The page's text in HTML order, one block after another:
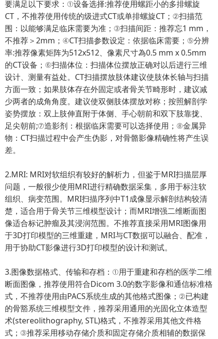
要满足以下要求：①设备选择:推荐使用螺距小的多排螺旋
CT，不推荐使用传统的级进式CT或单排螺旋CT；②扫描范
围：以能够满足临床需要为准；③扫描间距：推荐忘1 mm，
不推荐＞2mm；④CT扫描参数设定：依据临床需要；⑤分辨
率:推荐像素矩阵为512x512、像素尺寸為0.5 mm x 0.5mm
的CT设备；⑥扫描体位：扫描体位摆放正确对以后进行三维
设计、测量有益处。CT扫描摆放肢体建议使肢体长轴与扫描
方面一致；如果肢体存在外固定或者骨关节畸形时，建议减
少两者的成角角度。建议使双侧肢体摆放对称；按照解剖学
姿势摆放：双上肢伸直附于体侧、手心朝前和双下肢靠拢、
足尖朝前;⑦造影剂：根据临床需要可以选择使用；⑧金属异
物：CT扫描过程中会产生伪影，对骨骼影像精确性将产生误
差。
2.MRI: MRI对软组织有较好的解析力，但鉴于MRI扫描层厚
问题，一般很少使用MRI进行精确数据采集，多用于标注软
组织、病变范围。MRI扫描序列中T1成像显示解剖结构较清
楚，适合用于骨关节三维模型设计；而MRI增强二维断面图
像适合标记肿瘤及其浸润范围。不推荐直接采用MRI图像用
于3D打印模型的三维重建，MRI与CT数据可以融合、配准，
用于协助CT影像进行3D打印模型的设计和测试。
3.图像数据格式、传输和存档：①用于重建和存档的医学二维
断面图像，推荐使用符合Dicom 3.0的数字影像和通信标准格
式，不推荐使用由PACS系统生成的其他格式图像；②已构建
的骨豁系统三维模型文件，推荐采用通用的光固化立体造型
术(stereolithography, STL)格式，不推荐采用其他文件格
式；③推荐采用移动存储介质和固定存储介质相辅的数据保